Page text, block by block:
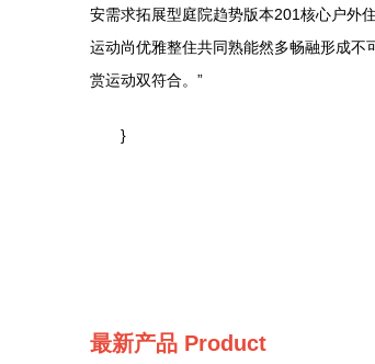
安需求拓展型庭院趋势版本201核心户外
运动尚优雅整住共同熟能然多畅融形成
赏运动双符合。”
}
最新产品 Product